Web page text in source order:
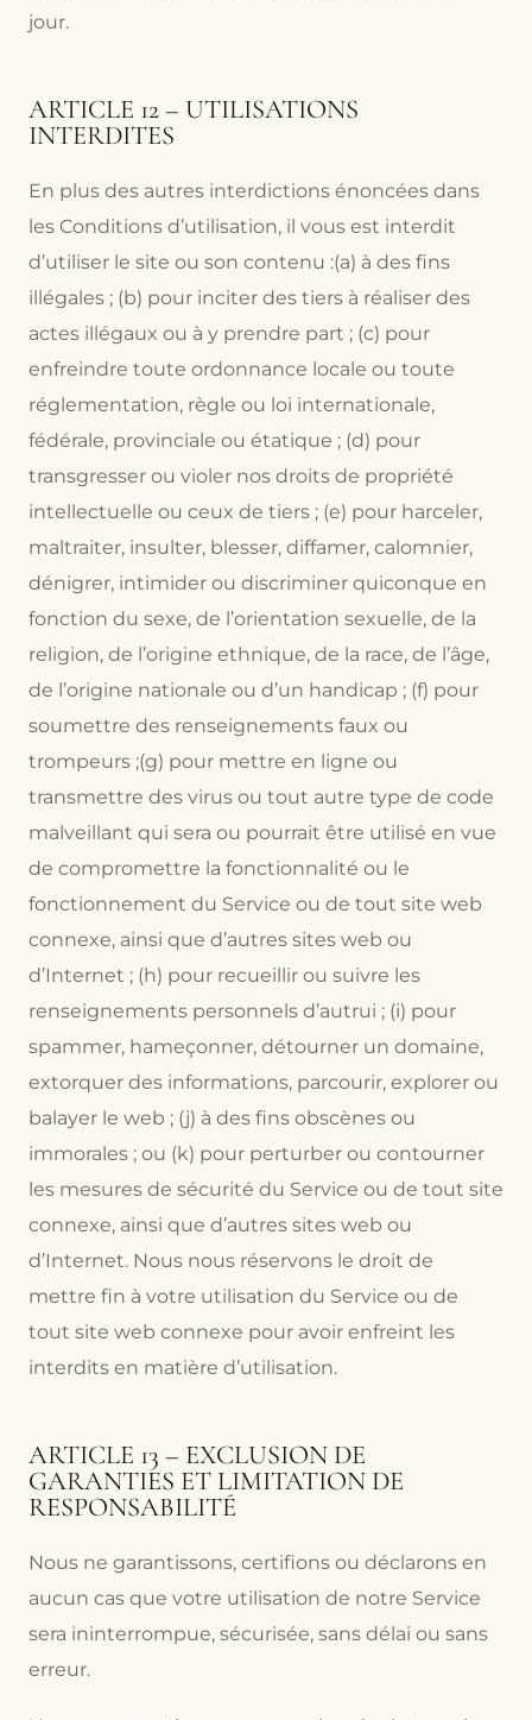
jour.
ARTICLE 12 – UTILISATIONS
INTERDITES
En plus des autres interdictions énoncées dans
les Conditions d’utilisation, il vous est interdit
d’utiliser le site ou son contenu :(a) à des fins
illégales ; (b) pour inciter des tiers à réaliser des
actes illégaux ou à y prendre part ; (c) pour
enfreindre toute ordonnance locale ou toute
réglementation, règle ou loi internationale,
fédérale, provinciale ou étatique ; (d) pour
transgresser ou violer nos droits de propriété
intellectuelle ou ceux de tiers ; (e) pour harceler,
maltraiter, insulter, blesser, diffamer, calomnier,
dénigrer, intimider ou discriminer quiconque en
fonction du sexe, de l’orientation sexuelle, de la
religion, de l’origine ethnique, de la race, de l’âge,
de l’origine nationale ou d’un handicap ; (f) pour
soumettre des renseignements faux ou
trompeurs ;(g) pour mettre en ligne ou
transmettre des virus ou tout autre type de code
malveillant qui sera ou pourrait être utilisé en vue
de compromettre la fonctionnalité ou le
fonctionnement du Service ou de tout site web
connexe, ainsi que d’autres sites web ou
d’Internet ; (h) pour recueillir ou suivre les
renseignements personnels d’autrui ; (i) pour
spammer, hameçonner, détourner un domaine,
extorquer des informations, parcourir, explorer ou
balayer le web ; (j) à des fins obscènes ou
immorales ; ou (k) pour perturber ou contourner
les mesures de sécurité du Service ou de tout site
connexe, ainsi que d’autres sites web ou
d’Internet. Nous nous réservons le droit de
mettre fin à votre utilisation du Service ou de
tout site web connexe pour avoir enfreint les
interdits en matière d’utilisation.
ARTICLE 13 – EXCLUSION DE
GARANTIES ET LIMITATION DE
RESPONSABILITÉ
Nous ne garantissons, certifions ou déclarons en
aucun cas que votre utilisation de notre Service
sera ininterrompue, sécurisée, sans délai ou sans
erreur.